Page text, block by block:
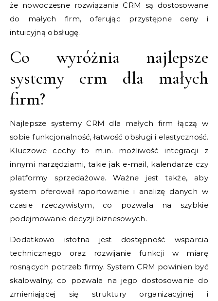
że nowoczesne rozwiązania CRM są dostosowane
do małych firm, oferując przystępne ceny i
intuicyjną obsługę.
Co wyróżnia najlepsze
systemy crm dla małych
firm?
Najlepsze systemy CRM dla małych firm łączą w
sobie funkcjonalność, łatwość obsługi i elastyczność.
Kluczowe cechy to m.in. możliwość integracji z
innymi narzędziami, takie jak e-mail, kalendarze czy
platformy sprzedażowe. Ważne jest także, aby
system oferował raportowanie i analizę danych w
czasie rzeczywistym, co pozwala na szybkie
podejmowanie decyzji biznesowych.
Dodatkowo istotna jest dostępność wsparcia
technicznego oraz rozwijanie funkcji w miarę
rosnących potrzeb firmy. System CRM powinien być
skalowalny, co pozwala na jego dostosowanie do
zmieniającej się struktury organizacyjnej i